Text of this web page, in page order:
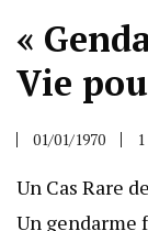
«
Vie
01/01/1970
Un Cas Rare
Un gendarme